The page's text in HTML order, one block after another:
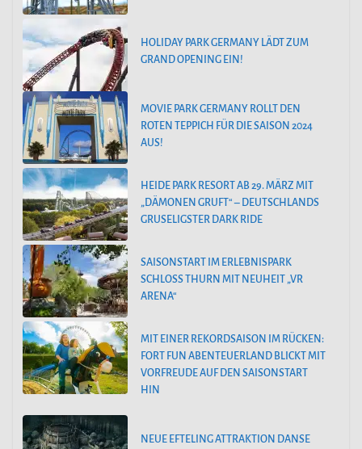
HOLIDAY PARK GERMANY LÄDT ZUM
GRAND OPENING EIN!
MOVIE PARK GERMANY ROLLT DEN
ROTEN TEPPICH FÜR DIE SAISON 2024
AUS!
HEIDE PARK RESORT AB 29. MÄRZ MIT
„DÄMONEN GRUFT“ – DEUTSCHLANDS
GRUSELIGSTER DARK RIDE
SAISONSTART IM ERLEBNISPARK
SCHLOSS THURN MIT NEUHEIT „VR
ARENA“
MIT EINER REKORDSAISON IM RÜCKEN:
FORT FUN ABENTEUERLAND BLICKT MIT
VORFREUDE AUF DEN SAISONSTART
HIN
NEUE EFTELING ATTRAKTION DANSE